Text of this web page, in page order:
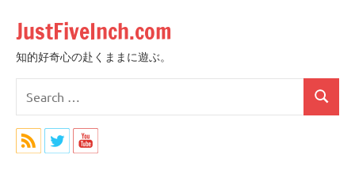
content
JustFiveInch.com
知的好奇心の赴くままに遊ぶ。
for:
Search